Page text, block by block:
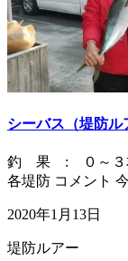
シーバス（堤防ル
釣 果 : ０～３
各堤防 コメント
2020年1月13日
堤防ルアー